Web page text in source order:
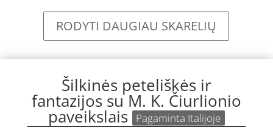
141.00 €
RODYTI DAUGIAU SKARELIŲ
Šilkinės peteliškės ir
fantazijos su M. K. Čiurlionio
paveikslais Pagaminta Italijoje